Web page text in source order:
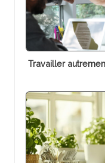
Travailler